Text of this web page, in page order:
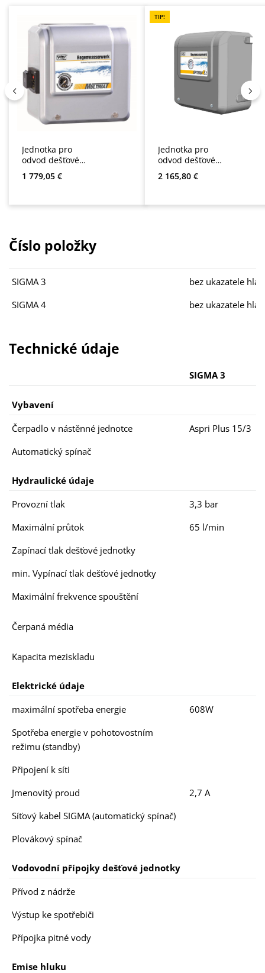
Jednotka pro
odvod dešťové
Běžná cena:
1 779,05 €
TIP!
Jednotka pro
odvod dešťové
Běžná cena:
2 165,80 €
Číslo položky
SIGMA 3
bez ukazatele
SIGMA 4
bez ukazatele
Technické údaje
SIGMA 3
Vybavení
Čerpadlo v nástěnné jednotce
Aspri Plus 15/3
Automatický spínač
Hydraulické údaje
Provozní tlak
3,3 bar
Maximální průtok
65 l/min
Zapínací tlak dešťové jednotky
min. Vypínací tlak dešťové jednotky
Maximální frekvence spouštění
Čerpaná média
Kapacita meziskladu
Elektrické údaje
maximální spotřeba energie
608W
Spotřeba energie v pohotovostním
režimu (standby)
Připojení k síti
Jmenovitý proud
2,7 A
Síťový kabel SIGMA (automatický spínač)
Plovákový spínač
Vodovodní přípojky dešťové jednotky
Přívod z nádrže
Výstup ke spotřebiči
Přípojka pitné vody
Emise hluku